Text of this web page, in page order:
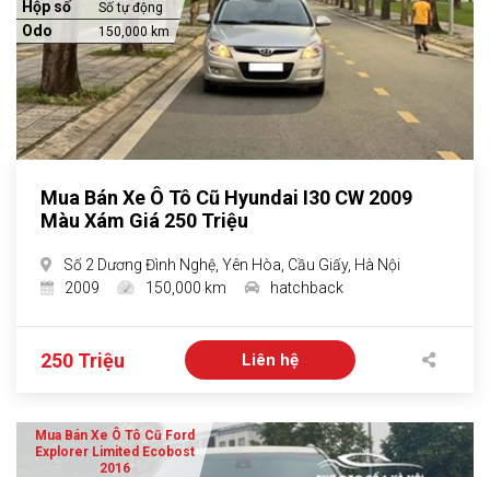
Hộp số Số tự động
Odo 150,000 km
Mua Bán Xe Ô Tô Cũ Hyundai I30 CW 2009
Màu Xám Giá 250 Triệu
Số 2 Dương Đình Nghệ, Yên Hòa, Cầu Giấy, Hà Nội
2009
150,000 km hatchback
250 Triệu Liên hệ
Mua Bán Xe Ô Tô Cũ Ford
Explorer Limited Ecobost
2016